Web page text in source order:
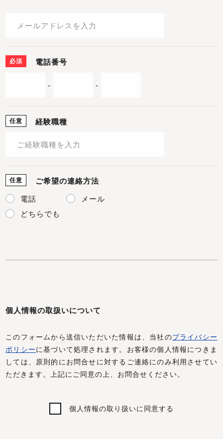
必須 電話番号
- -
任意 経験職種
任意 ご希望の連絡方法
電話
メール
どちらでも
個人情報の取扱いについて
このフォームから送信いただいた情報は、当社のプライバシー
ポリシーに基づいて処理されます。お客様の個人情報につきま
しては、原則的にお問合せに対するご連絡にのみ利用させてい
ただきます。上記にご同意の上、お問合せください。
個人情報の取り扱いに同意する